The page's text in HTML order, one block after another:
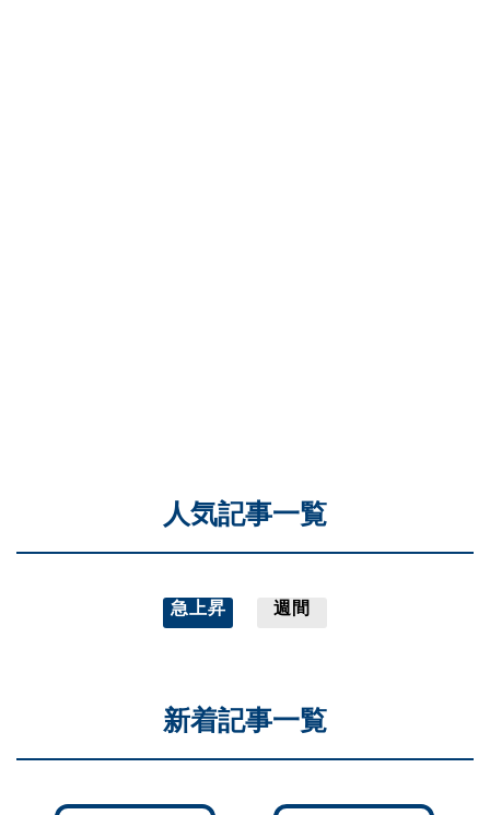
人気記事一覧
急上昇 週間
新着記事一覧